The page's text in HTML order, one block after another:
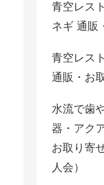
青空レス
ネギ 通販
青空レス
通販・お
水流で歯
器・アク
お取り寄
人会）